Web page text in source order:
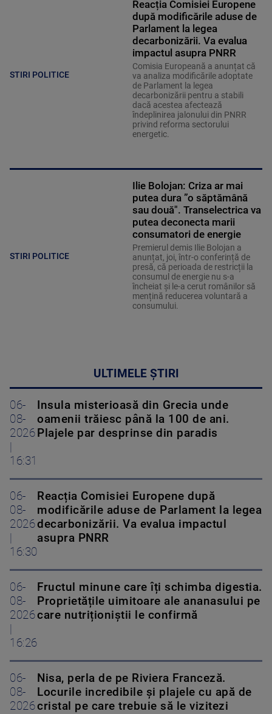
STIRI POLITICE
Reacția Comisiei Europene
după modificările aduse de
Parlament la legea
decarbonizării. Va evalua
impactul asupra PNRR
Comisia Europeană a anunțat că
va analiza modificările adoptate
de Parlament la legea
decarbonizării pentru a stabili
dacă acestea afectează
îndeplinirea jalonului din PNRR
privind reforma sectorului
energetic.
STIRI POLITICE
Ilie Bolojan: Criza ar mai
putea dura ”o săptămână
sau două". Transelectrica va
putea deconecta marii
consumatori de energie
Premierul demis Ilie Bolojan a
anunțat, joi, într-o conferință de
presă, că perioada de restricții la
consumul de energie nu s-a
încheiat și le-a cerut românilor să
mențină reducerea voluntară a
consumului.
ULTIMELE ȘTIRI
06-
08-
2026
16:31
Insula misterioasă din Grecia unde
oamenii trăiesc până la 100 de ani.
Plajele par desprinse din paradis
06-
08-
2026
16:30
Reacția Comisiei Europene după
modificările aduse de Parlament la legea
decarbonizării. Va evalua impactul
asupra PNRR
06-
08-
2026
16:26
Fructul minune care îți schimba digestia.
Proprietățile uimitoare ale ananasului pe
care nutriționiștii le confirmă
06-
08-
2026
Nisa, perla de pe Riviera Franceză.
Locurile incredibile și plajele cu apă de
cristal pe care trebuie să le vizitezi